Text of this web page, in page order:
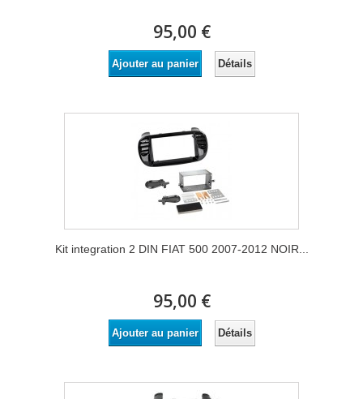
95,00 €
Ajouter au panier Détails
Kit integration 2 DIN FIAT 500 2007-2012 NOIR...
95,00 €
Ajouter au panier Détails